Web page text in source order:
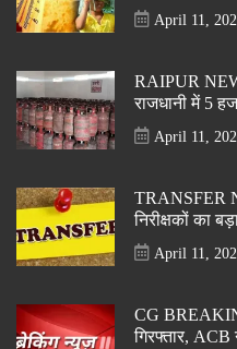
April 11,
RAIPUR
राजधानी में 5
April 11,
TRANSFER
निरीक्षकों का
April 11,
CG
गिरफ्तार,